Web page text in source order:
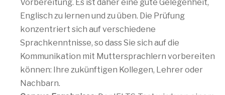
Vorbereitung. Es ist daher eine gute Gelegenheit,
Englisch zu lernen und zu üben. Die Prüfung
konzentriert sich auf verschiedene
Sprachkenntnisse, so dass Sie sich auf die
Kommunikation mit Muttersprachlern vorbereiten
können: Ihre zukünftigen Kollegen, Lehrer oder
Nachbarn.